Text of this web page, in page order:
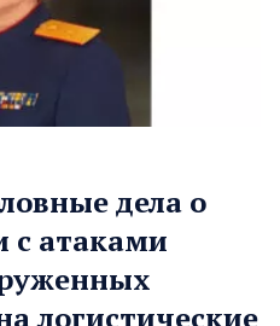
дела о
с атаками
логистические